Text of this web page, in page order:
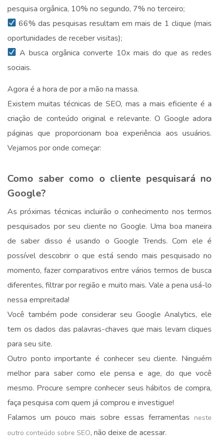
pesquisa orgânica, 10% no segundo, 7% no terceiro;
66% das pesquisas resultam em mais de 1 clique (mais
oportunidades de receber visitas);
A busca orgânica converte 10x mais do que as redes
sociais.
Agora é a hora de por a mão na massa.
Existem muitas técnicas de SEO, mas a mais eficiente é a
criação de conteúdo original e relevante. O Google adora
páginas que proporcionam boa experiência aos usuários.
Vejamos por onde começar:
Como saber como o cliente pesquisará no
Google?
As próximas técnicas incluirão o conhecimento nos termos
pesquisados por seu cliente no Google. Uma boa maneira
de saber disso é usando o Google Trends. Com ele é
possível descobrir o que está sendo mais pesquisado no
momento, fazer comparativos entre vários termos de busca
diferentes, filtrar por região e muito mais. Vale a pena usá-lo
nessa empreitada!
Você também pode considerar seu Google Analytics, ele
tem os dados das palavras-chaves que mais levam cliques
para seu site.
Outro ponto importante é conhecer seu cliente. Ninguém
melhor para saber como ele pensa e age, do que você
mesmo. Procure sempre conhecer seus hábitos de compra,
faça pesquisa com quem já comprou e investigue!
Falamos um pouco mais sobre essas ferramentas neste
outro conteúdo sobre SEO, não deixe de acessar.